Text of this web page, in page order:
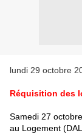
lundi 29 octobre
Réquisition des
Samedi 27
au Logement